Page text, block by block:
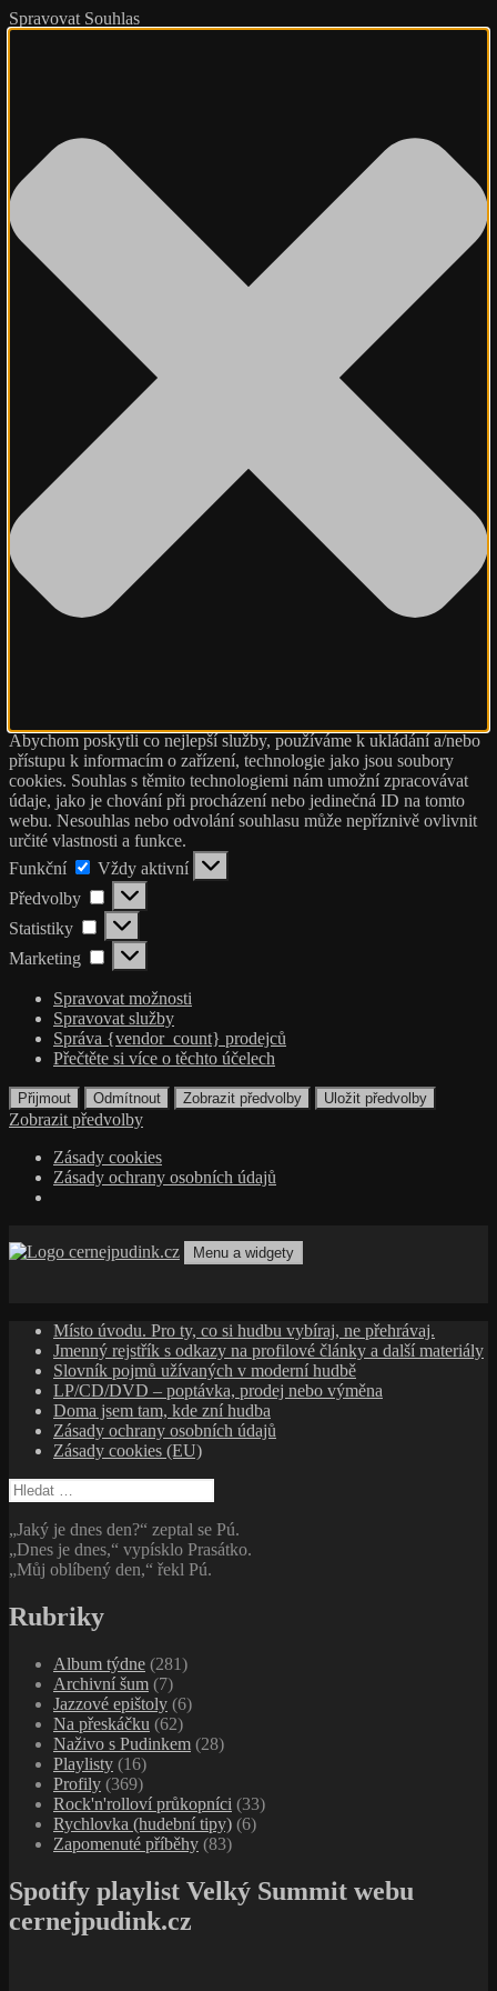
Spravovat Souhlas
Abychom poskytli co nejlepší služby, používáme k ukládání a/nebo
přístupu k informacím o zařízení, technologie jako jsou soubory
cookies. Souhlas s těmito technologiemi nám umožní zpracovávat
údaje, jako je chování při procházení nebo jedinečná ID na tomto
webu. Nesouhlas nebo odvolání souhlasu může nepříznivě ovlivnit
určité vlastnosti a funkce.
Funkční
Funkční
Vždy aktivní
Předvolby
Předvolby
Statistiky Statistiky
Marketing Marketing
Spravovat možnosti
Spravovat služby
Správa {vendor_count} prodejců
Přečtěte si více o těchto účelech
Přijmout Odmítnout Zobrazit předvolby Uložit předvolby
Zobrazit předvolby
Zásady cookies
Zásady ochrany osobních údajů
k
Menu a widgety
Místo úvodu. Pro ty, co si hudbu vybíraj, ne přehrávaj.
Jmenný rejstřík s odkazy na profilové články a další materiály
Slovník pojmů užívaných v moderní hudbě
LP/CD/DVD – poptávka, prodej nebo výměna
Doma jsem tam, kde zní hudba
Zásady ochrany osobních údajů
Zásady cookies (EU)
Vyhledávání
„Jaký je dnes den?“ zeptal se Pú.
„Dnes je dnes,“ vypísklo Prasátko.
„Můj oblíbený den,“ řekl Pú.
Rubriky
Album týdne (281)
Archivní šum (7)
Jazzové epištoly (6)
Na přeskáčku (62)
Naživo s Pudinkem (28)
Playlisty (16)
Profily (369)
Rock'n'rolloví průkopníci (33)
Rychlovka (hudební tipy) (6)
Zapomenuté příběhy (83)
Spotify playlist Velký Summit webu
cernejpudink.cz